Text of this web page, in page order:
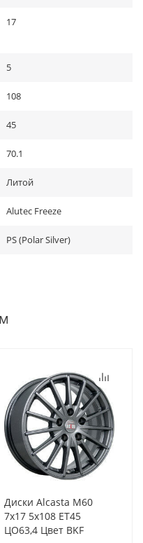
17
5
108
45
70.1
Литой
Alutec Freeze
PS (Polar Silver)
Диски Alcasta M60
7x17 5x108 ET45
ЦО63,4 Цвет BKF